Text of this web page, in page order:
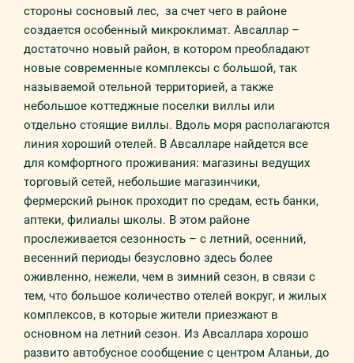
стороны сосновый лес, за счет чего в районе
создается особенный микроклимат. Авсаллар –
достаточно новый район, в котором преобладают
новые современные комплексы с большой, так
называемой отельной территорией, а также
небольшое коттеджные поселки виллы или
отдельно стоящие виллы. Вдоль моря располагаются
линия хороший отелей. В Авсалларе найдется все
для комфортного проживания: магазины ведущих
торговый сетей, небольшие магазинчики,
фермерский рынок проходит по средам, есть банки,
аптеки, филиалы школы. В этом районе
прослеживается сезонность – с летний, осенний,
весенний периоды безусловно здесь более
оживленно, нежели, чем в зимний сезон, в связи с
тем, что большое количество отелей вокруг, и жилых
комплексов, в которые жители приезжают в
основном на летний сезон. Из Авсаллара хорошо
развито автобусное сообщение с центром Аланьи, до